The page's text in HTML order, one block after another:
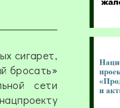
сигарет,
бросать»
сети